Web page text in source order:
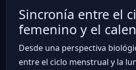
Sincronía entre el
femenino y el
Desde una perspectiva
entre el ciclo menstrual y la